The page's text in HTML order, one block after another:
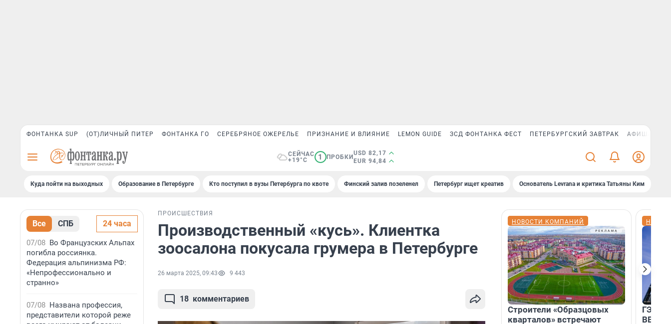
ФОНТАНКА SUP (ОТ)ЛИЧНЫЙ ПИТЕР ФОНТАНКА ГО СЕРЕБРЯНОЕ ОЖЕРЕЛЬЕ ПРИЗНАНИЕ И ВЛИЯНИЕ LEMON GUIDE ЗСД ФОНТАНКА ФЕСТ ПЕТЕРБУРГСКИЙ ЗАВТРАК АФИША PLUS
СЕЙЧАС
+19°C
1 ПРОБКИ
USD 82,17
EUR 94,84
Куда пойти на выходных Образование в Петербурге Кто поступил в вузы Петербурга по квоте Финский залив позеленел Петербург ищет креатив Основатель Levrana и критика Татьяны Ким
Все СПБ 24 часа
07/08 Во Французских Альпах
погибла россиянка.
Федерация альпинизма РФ:
«Непрофессионально и
странно»
07/08 Названа профессия,
представители которой реже
ПРОИСШЕСТВИЯ
Производственный «кусь». Клиентка
зоосалона покусала грумера в Петербурге
26 марта 2025, 09:43 9 443
18 комментариев
НОВОСТИ КОМПАНИЙ
Строители «Образцовых
кварталов» встречают
ГЭС,
ВВП: в